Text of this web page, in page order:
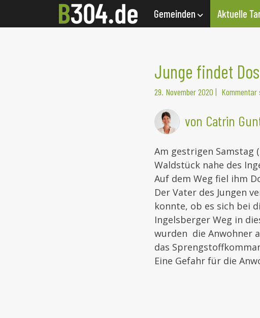
Gemeinden Aktuelle
Junge findet
29. November 2020 | Kommentar
von Catrin
Am gestrigen Samstag
Waldstück nahe des
Auf dem Weg fiel ihm
Der Vater des Jungen
konnte, ob es sich bei
Ingelsberger Weg in
wurden die Anwohner
das
Eine Gefahr für die